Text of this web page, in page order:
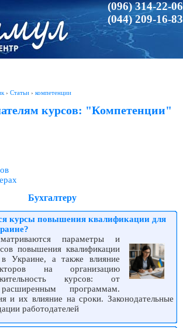
(096) 314-22-06
(044) 209-16-83
› Статьи › компетенции
курсов: "Компетенции"
Бухгалтеру
курсы повышения квалификации для
параметры и
повышения квалификации
в Украине, а также влияние
на организацию
курсов: от
программам.
и их влияние на сроки. Законодательные
работодателей